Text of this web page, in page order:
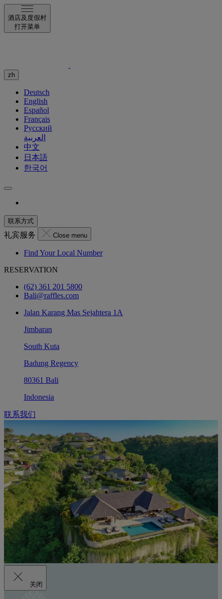
酒店及度假村
打开菜单
zh
Deutsch
English
Español
Français
Русский
العربية
中文
日本語
한국어
联系方式
礼宾服务 Close menu
Find Your Local Number
RESERVATION
(62) 361 201 5800
Bali@raffles.com
Jalan Karang Mas Sejahtera 1A
Jimbaran
South Kuta
Badung Regency
80361 Bali
Indonesia
联系我们
关闭